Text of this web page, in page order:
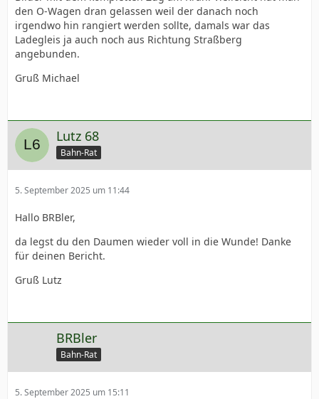
den O-Wagen dran gelassen weil der danach noch
irgendwo hin rangiert werden sollte, damals war das
Ladegleis ja auch noch aus Richtung Straßberg
angebunden.
Gruß Michael
Lutz 68
Bahn-Rat
5. September 2025 um 11:44
Hallo BRBler,
da legst du den Daumen wieder voll in die Wunde! Danke
für deinen Bericht.
Gruß Lutz
BRBler
Bahn-Rat
5. September 2025 um 15:11